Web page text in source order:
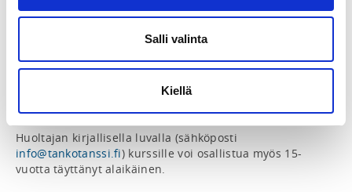
Salli valinta
Kiellä
mikä tahansa voimassaoleva Suomen Voimalajiliiton
lisenssi vuodelle 2026.  Myös jäsenseurat voivat
ilmoittaa seuransa ohjaajista 1 henkilön koulutukseen
jäsenhinnalla (edellyttää voimassaolevaa
info@tankotanssi.fi) kurssille voi osallistua myös 15-
vuotta täyttänyt alaikäinen.